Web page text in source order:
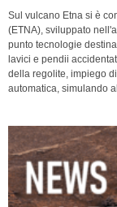
Sul vulcano Etna si è
(ETNA), sviluppato
punto tecnologie
lavici e pendii
della regolite, impiego
automatica, simulando